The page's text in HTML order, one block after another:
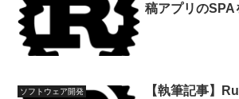
稿アプリのSPA
ソフトウェア開発
【執筆記事】